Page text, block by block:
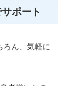
ポート
ろん、気軽に